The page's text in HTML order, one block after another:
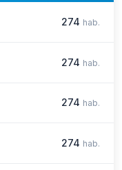
274 hab.
274 hab.
274 hab.
274 hab.